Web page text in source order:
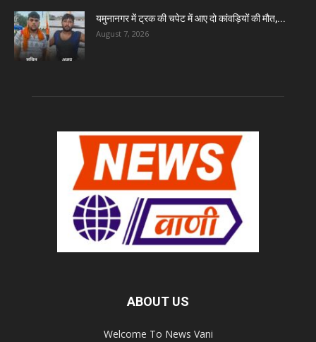
यमुनानगर में ट्रक की चपेट में आए दो कांवड़ियों की मौत,...
August 7, 2026
ABOUT US
Welcome To News Vani